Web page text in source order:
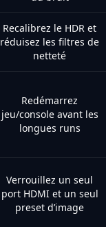
Recalibrez le HDR et
réduisez les filtres de
netteté
Redémarrez
jeu/console avant les
longues runs
Verrouillez un seul
port HDMI et un seul
preset d’image